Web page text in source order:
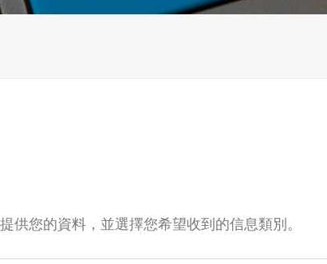
您的資料，並選擇您希望收到的信息類別。